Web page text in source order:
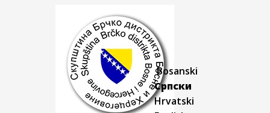
Bosanski
Српски
Hrvatski